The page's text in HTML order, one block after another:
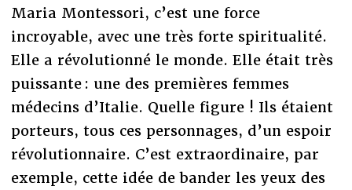
Maria Montessori, c’est une force
incroyable, avec une très forte spiritualité.
Elle a révolutionné le monde. Elle était très
puissante : une des premières femmes
médecins d’Italie. Quelle figure ! Ils étaient
porteurs, tous ces personnages, d’un espoir
révolutionnaire. C’est extraordinaire, par
exemple, cette idée de bander les yeux des